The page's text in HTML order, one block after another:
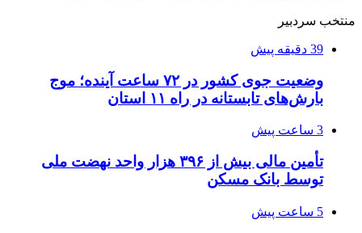
منتخب سردبیر
39 دقیقه پیش
وضعیت جوی کشور در ۷۲ ساعت آینده؛ موج
بارش‌های تابستانه در راه ۱۱ استان
3 ساعت پیش
تأمین مالی بیش از ۳۹۶ هزار واحد نهضت ملی
توسط بانک مسکن
5 ساعت پیش